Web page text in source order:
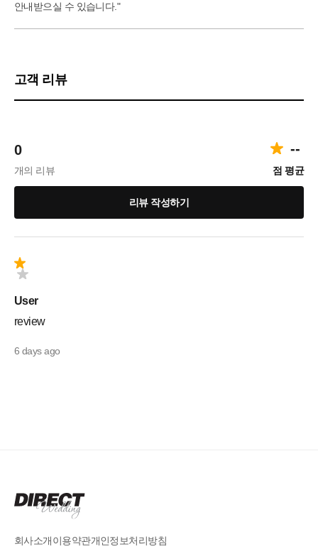
안내받으실 수 있습니다."
고객 리뷰
0
개의 리뷰
--
점 평균
리뷰 작성하기
User
review
6 days ago
회사소개이용약관개인정보처리방침